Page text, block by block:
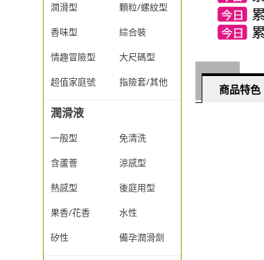
潤滑型
顆粒/螺紋型
香味型
綜合裝
情趣冒險型
大尺碼型
超值家庭號
指險套/其他
潤滑液
一般型
免清洗
含蘆薈
涼感型
熱感型
後庭用型
果香/花香
水性
矽性
備孕潤滑劑
商品特色